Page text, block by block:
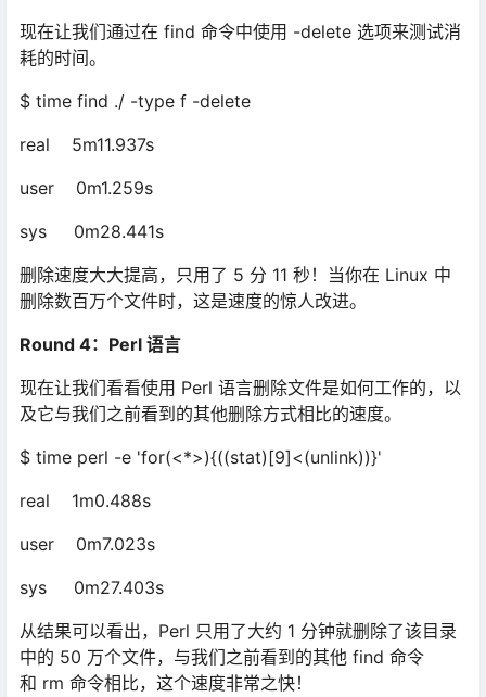
现在让我们通过在 find 命令中使用 -delete 选项来测试消
耗的时间。
$ time find ./ -type f -delete
real 5m11.937s
user 0m1.259s
sys 0m28.441s
删除速度大大提高，只用了 5 分 11 秒！当你在 Linux 中
删除数百万个文件时，这是速度的惊人改进。
Round 4：Perl 语言
现在让我们看看使用 Perl 语言删除文件是如何工作的，以
及它与我们之前看到的其他删除方式相比的速度。
$ time perl -e 'for(<*>){((stat)[9]<(unlink))}'
real 1m0.488s
user 0m7.023s
sys 0m27.403s
从结果可以看出，Perl 只用了大约 1 分钟就删除了该目录
中的 50 万个文件，与我们之前看到的其他 find 命令
和 rm 命令相比，这个速度非常之快！